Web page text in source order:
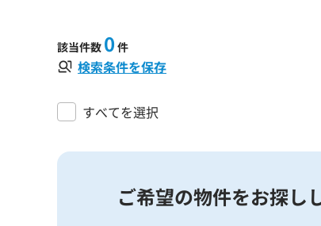
該当件数 0 件
検索条件を保存
すべてを選択
ご希望の物件をお探し